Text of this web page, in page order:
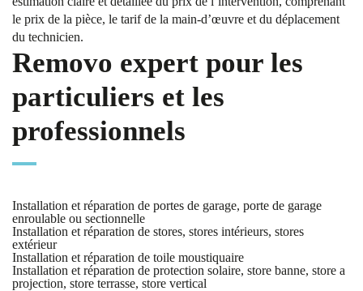
le prix de la pièce, le tarif de la main-d’œuvre et du déplacement
du technicien.
Removo expert pour les
particuliers et les
professionnels
Installation et réparation de portes de garage, porte de garage
enroulable ou sectionnelle
Installation et réparation de stores, stores intérieurs, stores
extérieur
Installation et réparation de toile moustiquaire
Installation et réparation de protection solaire, store banne, store a
projection, store terrasse, store vertical